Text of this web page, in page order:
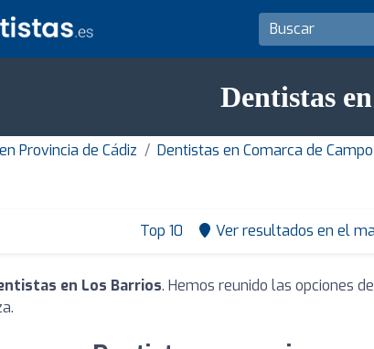
Dentistas
Provincia de Cádiz Dentistas en Comarca de
Top 10 Ver resultados en el
en Los Barrios. Hemos reunido las opciones